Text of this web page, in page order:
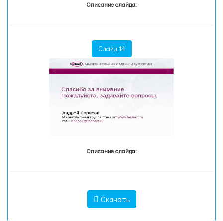
Описание слайда:
Слайд 14
Описание слайда:
Скачать